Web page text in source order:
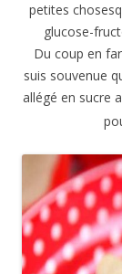
petites
glucose-
Du coup en
suis souvenue
allégé en sucre